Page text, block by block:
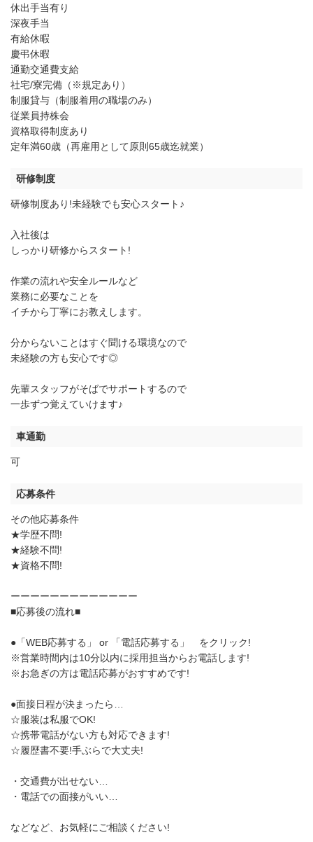
休出手当有り
深夜手当
有給休暇
慶弔休暇
通勤交通費支給
社宅/寮完備（※規定あり）
制服貸与（制服着用の職場のみ）
従業員持株会
資格取得制度あり
定年満60歳（再雇用として原則65歳迄就業）
研修制度
研修制度あり!未経験でも安心スタート♪
入社後は
しっかり研修からスタート!
作業の流れや安全ルールなど
業務に必要なことを
イチから丁寧にお教えします。
分からないことはすぐ聞ける環境なので
未経験の方も安心です◎
先輩スタッフがそばでサポートするので
一歩ずつ覚えていけます♪
車通勤
可
応募条件
その他応募条件
★学歴不問!
★経験不問!
★資格不問!
ーーーーーーーーーーーーー
■応募後の流れ■
●「WEB応募する」 or 「電話応募する」 をクリック!
※営業時間内は10分以内に採用担当からお電話します!
※お急ぎの方は電話応募がおすすめです!
●面接日程が決まったら…
☆服装は私服でOK!
☆携帯電話がない方も対応できます!
☆履歴書不要!手ぶらで大丈夫!
・交通費が出せない…
・電話での面接がいい…
などなど、お気軽にご相談ください!